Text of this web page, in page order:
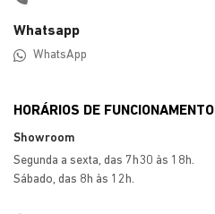
Whatsapp
WhatsApp
HORÁRIOS DE FUNCIONAMENTO
Showroom
Segunda a sexta, das 7h30 às 18h.
Sábado, das 8h às 12h.